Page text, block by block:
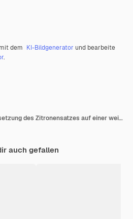
dem KI-Bildgenerator und bearbeite
.
Elegante Zusammensetzung des Zitronensatzes auf einer weißen Oberfläche
auch gefallen